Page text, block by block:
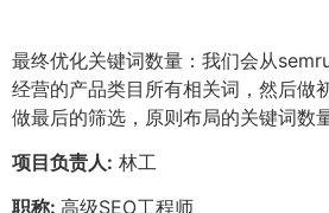
最终优化关键词数量：我们会从
经营的产品类目所有相关词，然后做
做最后的筛选，原则布局的关键词数
项目负责人: 林工
职称: 高级SEO工程师